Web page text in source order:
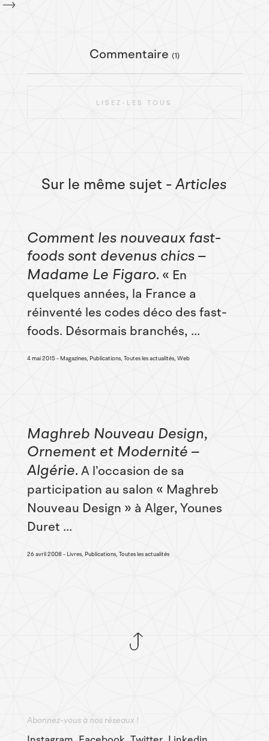
Commentaire (1)
LISEZ-LES TOUS
Sur le même sujet - Articles
Comment les nouveaux fast-
foods sont devenus chics –
Madame Le Figaro « En
quelques années, la France a
réinventé les codes déco des fast-
foods. Désormais branchés, ...
4 mai 2015 Magazines, Publications, Toutes les actualités, Web
Maghreb Nouveau Design,
Ornement et Modernité –
Algérie A l’occasion de sa
participation au salon « Maghreb
Nouveau Design » à Alger, Younes
Duret ...
26 avril 2008 Livres, Publications, Toutes les actualités
Abonnez-vous à nos réseaux !